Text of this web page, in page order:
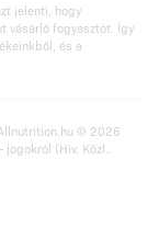
jelenti, hogy
vásárló fogyasztót. Így
és a
© 2026
(Hiv. Közl..